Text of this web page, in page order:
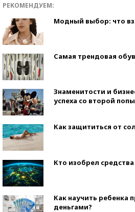
РЕКОМЕНДУЕМ:
Модный выбор: что
Самая трендовая
Знаменитости и
успеха со второй
Как защититься от
Кто изобрел средства
Как научить ребенка
деньгами?